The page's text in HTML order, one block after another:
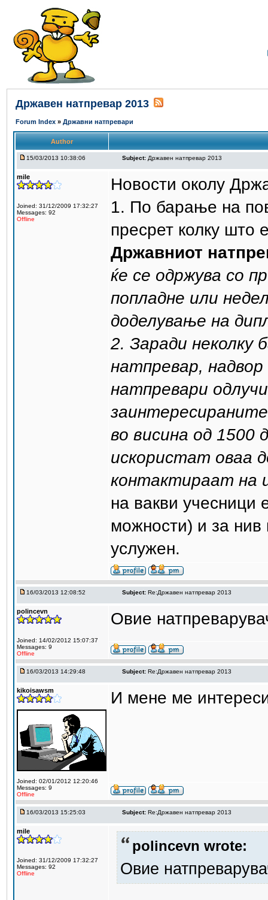
Државен натпревар 2013
Forum Index » Државни натпревари
Author
15/03/2013 10:38:06 Subject: Државен натпревар 2013
mile
Joined: 31/12/2009 17:32:27
Messages: 92
Offline
Новости околу
1. По барање на
пресрет колку
Државниот
ќе се одржува со
попладне или
доделување на
2. Заради неколку
натпревар,
натпревари
во висина од 1500
искористат оваа
контактираат на
на вакви учесници
можности) и за нив
услужен.
16/03/2013 12:08:52 Subject: Re:Државен натпревар 2013
polincevn
Joined: 14/02/2012 15:07:37
Messages: 9
Offline
Овие
16/03/2013 14:29:48 Subject: Re:Државен натпревар 2013
kikoisawsm
Joined: 02/01/2012 12:20:46
Messages: 9
Offline
И мене ме
16/03/2013 15:25:03 Subject: Re:Државен натпревар 2013
mile
Joined: 31/12/2009 17:32:27
Messages: 92
Offline
polincevn wrote:
Овие